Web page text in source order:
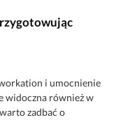
i umocnienie
widoczna również w
zadbać o